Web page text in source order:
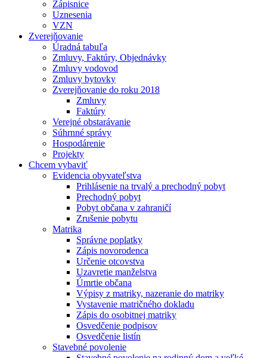
Zápisnice
Uznesenia
VZN
Zverejňovanie
Úradná tabuľa
Zmluvy, Faktúry, Objednávky
Zmluvy vodovod
Zmluvy bytovky
Zverejňovanie do roku 2018
Zmluvy
Faktúry
Verejné obstarávanie
Súhrnné správy
Hospodárenie
Projekty
Chcem vybaviť
Evidencia obyvateľstva
Prihlásenie na trvalý a prechodný pobyt
Prechodný pobyt
Pobyt občana v zahraničí
Zrušenie pobytu
Matrika
Správne poplatky
Zápis novorodenca
Určenie otcovstva
Uzavretie manželstva
Úmrtie občana
Výpisy z matriky, nazeranie do matriky
Vystavenie matričného dokladu
Zápis do osobitnej matriky
Osvedčenie podpisov
Osvedčenie listín
Stavebné povolenie